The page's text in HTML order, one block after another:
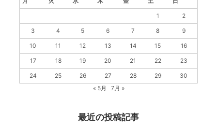
1 2
3 4 5 6 7 8 9
10 11 12 13 14 15 16
17 18 19 20 21 22 23
24 25 26 27 28 29
30
« 5月
7月 »
最近の投稿記事